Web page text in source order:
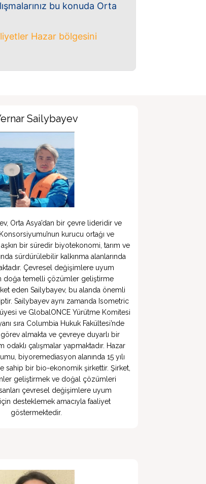
bu konuda Orta
Hazar bölgesini
Sailybayev
Orta Asya’dan bir çevre lideridir ve
kurucu ortağı ve
aşkın bir süredir biyotekonomi, tarım ve
sürdürülebilir kalkınma alanlarında
Çevresel değişimlere uyum
doğa temelli çözümler geliştirme
eden Sailybayev, bu alanda önemli
Sailybayev aynı zamanda Isometric
ve GlobalONCE Yürütme Komitesi
sıra Columbia Hukuk Fakültesi’nde
almakta ve çevreye duyarlı bir
odaklı çalışmalar yapmaktadır. Hazar
biyoremediasyon alanında 15 yılı
sahip bir bio-ekonomik şirkettir. Şirket,
geliştirmek ve doğal çözümleri
çevresel değişimlere uyum
desteklemek amacıyla faaliyet
göstermektedir.